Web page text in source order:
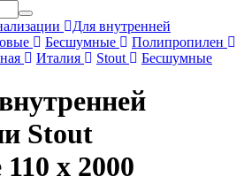
Для внутренней
Бесшумные
Полипропилен
Италия Stout Бесшумные
Stout
х 2000